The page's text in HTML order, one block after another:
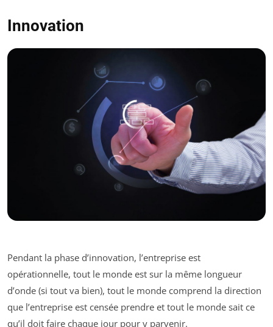
Innovation
Pendant la phase d’innovation, l’entreprise est
opérationnelle, tout le monde est sur la même longueur
d’onde (si tout va bien), tout le monde comprend la direction
que l’entreprise est censée prendre et tout le monde sait ce
qu’il doit faire chaque jour pour y parvenir.